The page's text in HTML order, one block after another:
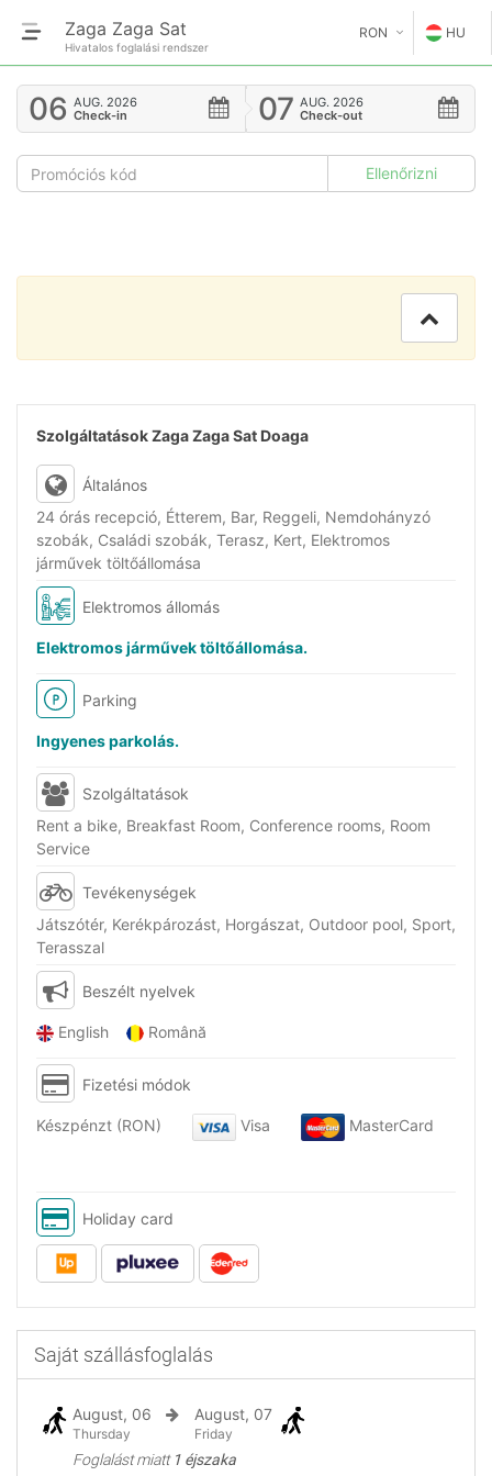
Zaga Zaga Sat
Hivatalos foglalási rendszer
RON
€
$
£
HU
EN
GE
GR
RO
06 AUG. 2026
Check-in
07 AUG. 2026
Check-out
Szolgáltatások Zaga Zaga Sat Doaga
Általános
24 órás recepció, Étterem, Bar, Reggeli, Nemdohányzó
szobák, Családi szobák, Terasz, Kert, Elektromos
járművek töltőállomása
Elektromos állomás
Elektromos járművek töltőállomása.
Parking
Ingyenes parkolás.
Szolgáltatások
Rent a bike, Breakfast Room, Conference rooms, Room
Service
Tevékenységek
Játszótér, Kerékpározást, Horgászat, Outdoor pool, Sport,
Terasszal
Beszélt nyelvek
English Română
Fizetési módok
Készpénzt (RON) Visa MasterCard
Holiday card
Saját szállásfoglalás
August, 06
Thursday
August, 07
Friday
Foglalást miatt 1 éjszaka